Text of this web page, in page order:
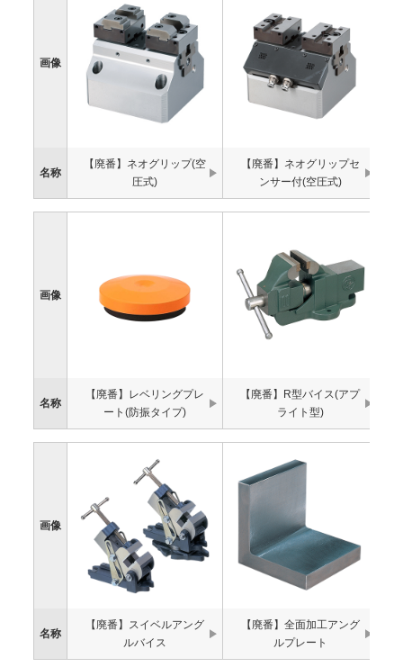
画像
名称
【廃番】ネオグリップ(空
圧式)
【廃番】ネオグリップセ
ンサー付(空圧式)
画像
名称
【廃番】レベリングプレ
ート(防振タイプ)
【廃番】R型バイス(アプ
ライト型)
画像
名称
【廃番】スイベルアング
ルバイス
【廃番】全面加工アング
ルプレート